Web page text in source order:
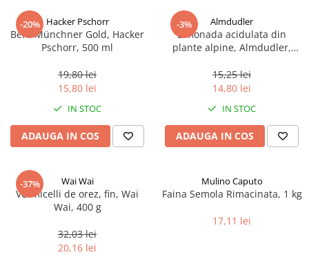
-20% Hacker Pschorr
Bere Münchner Gold, Hacker
Pschorr, 500 ml
19,80 lei
15,80 lei
IN STOC
ADAUGA IN COS
-3% Almdudler
Limonada acidulata din
plante alpine, Almdudler,
15,25 lei
14,80 lei
IN STOC
ADAUGA IN COS
-37% Wai Wai
Vermicelli de orez, fin, Wai
Wai, 400 g
32,03 lei
20,16 lei
Mulino Caputo
Faina Semola Rimacinata, 1 kg
17,11 lei